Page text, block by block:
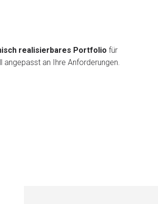
realisierbares Portfolio für
an Ihre Anforderungen.